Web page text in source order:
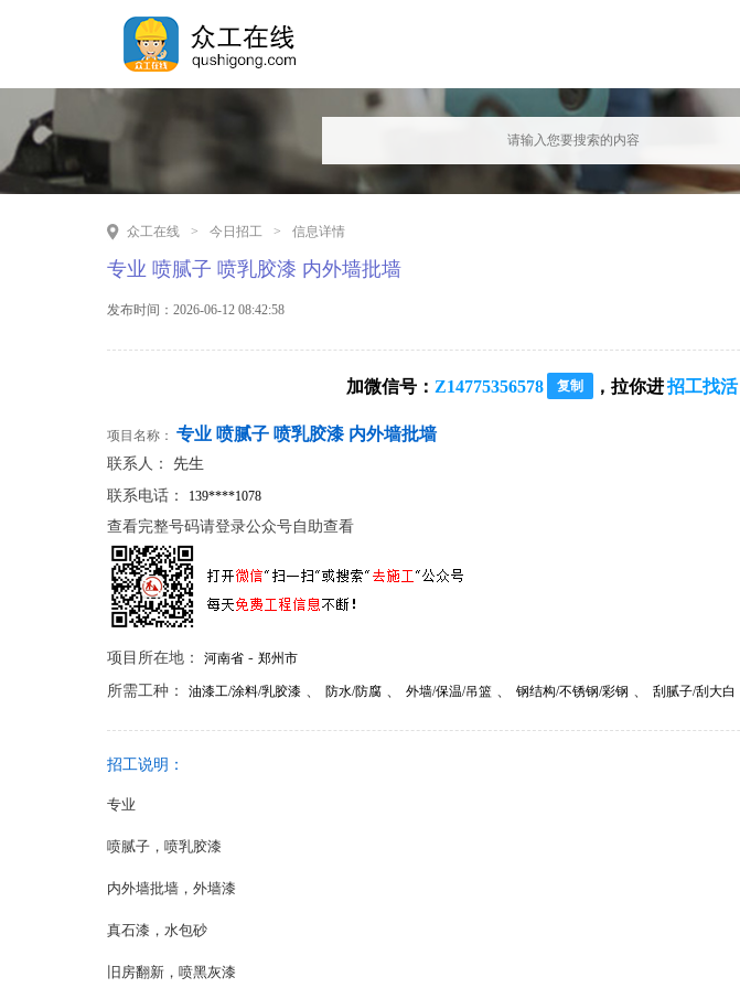
众工在线 > 今日招工 > 信息详情
专业 喷腻子 喷乳胶漆 内外墙批墙
发布时间：2026-06-12 08:42:58
加微信号： Z14775356578 复制 ，拉你进 招工找活
项目名称： 专业 喷腻子 喷乳胶漆 内外墙批墙
联系人： 先生
联系电话：
139****1078
查看完整号码请登录公众号自助查看
项目所在地： 河南省 - 郑州市
所需工种： 油漆工/涂料/乳胶漆 、 防水/防腐 、 外墙/保温/吊篮 、 钢结构/不锈钢/彩钢 、 刮腻子/刮大白
招工说明：
专业
喷腻子，喷乳胶漆
内外墙批墙，外墙漆
真石漆，水包砂
旧房翻新，喷黑灰漆